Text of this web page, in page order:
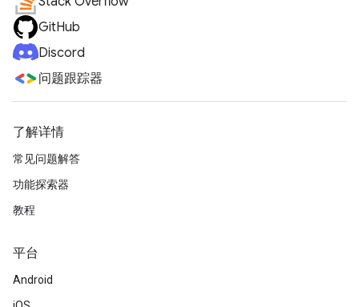
GitHub
Discord
问题跟踪器
了解详情
常见问题解答
功能探索器
教程
平台
Android